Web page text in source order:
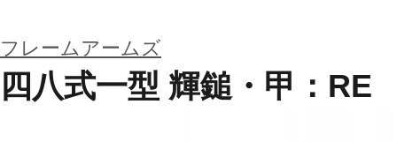
フレームアームズ
四八式一型 輝鎚・甲：RE